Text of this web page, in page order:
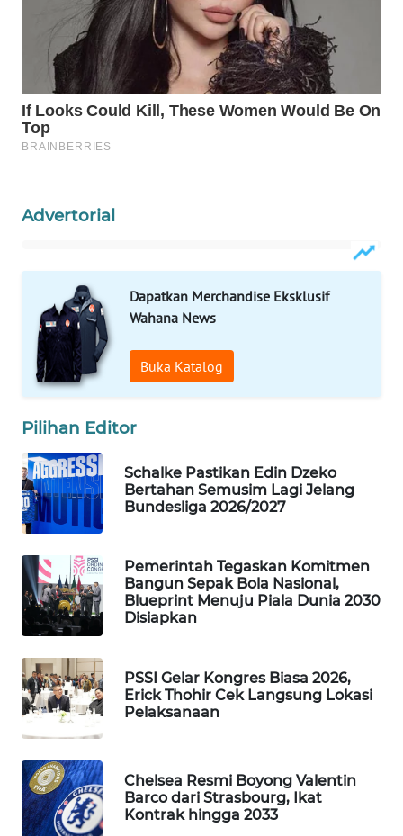
Advertorial
Dapatkan Merchandise Eksklusif
Wahana News
Buka Katalog
Pilihan Editor
Schalke Pastikan Edin Dzeko
Bertahan Semusim Lagi Jelang
Bundesliga 2026/2027
Pemerintah Tegaskan Komitmen
Bangun Sepak Bola Nasional,
Blueprint Menuju Piala Dunia 2030
Disiapkan
PSSI Gelar Kongres Biasa 2026,
Erick Thohir Cek Langsung Lokasi
Pelaksanaan
Chelsea Resmi Boyong Valentin
Barco dari Strasbourg, Ikat
Kontrak hingga 2033
WAHANA
NEWS
WAHANA
INFRASTRUKTUR
WAHANA
KONSUMEN
WAHANA
WAHANA
TRAVEL
WAHANA
TV
WAHANANEWS
WAHANANEWS
CO ID
WAHANANEWS
NET
WAHANA